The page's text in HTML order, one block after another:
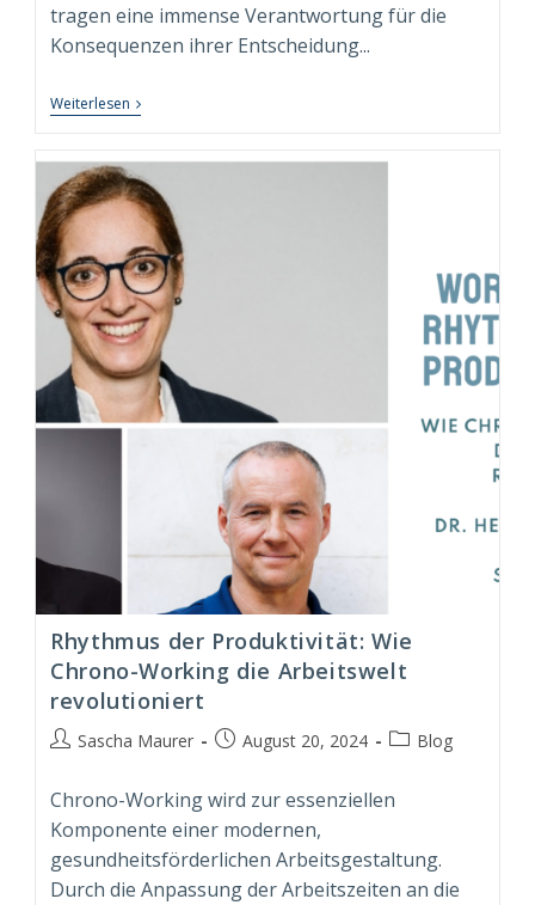
tragen eine immense Verantwortung für die
Konsequenzen ihrer Entscheidung...
Weiterlesen Testosteron,
Macht
Executive
Isolation:
Die
Besondere
Rolle
Des
Executive
Coachs
Als
„Hofnarr“
Rhythmus der Produktivität: Wie
Chrono-Working die Arbeitswelt
revolutioniert
Beitrags-
Sascha Maurer
BeitragAugust 20, 2024
Beitrags-
Blog
Chrono-Working wird zur essenziellen
Komponente einer modernen,
gesundheitsförderlichen Arbeitsgestaltung.
Durch die Anpassung der Arbeitszeiten an die